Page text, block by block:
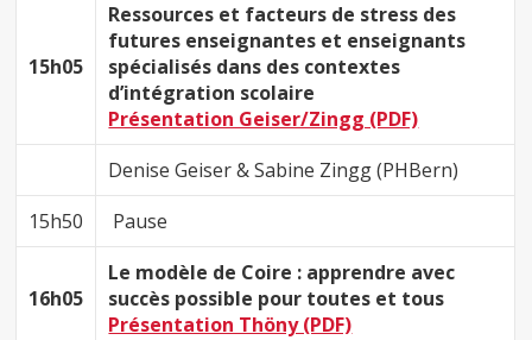
15h05
Ressources et facteurs de stress des
futures enseignantes et enseignants
spécialisés dans des contextes
d’intégration scolaire
Présentation Geiser/Zingg (PDF)
Denise Geiser & Sabine Zingg (PHBern)
15h50
Pause
16h05
Le modèle de Coire : apprendre avec
succès possible pour toutes et tous
Présentation Thöny (PDF)